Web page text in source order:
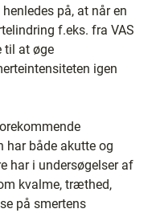
på, at når en
f.eks. fra VAS
til at øge
igen
har både akutte og
har i undersøgelser af
kvalme, træthed,
på smertens